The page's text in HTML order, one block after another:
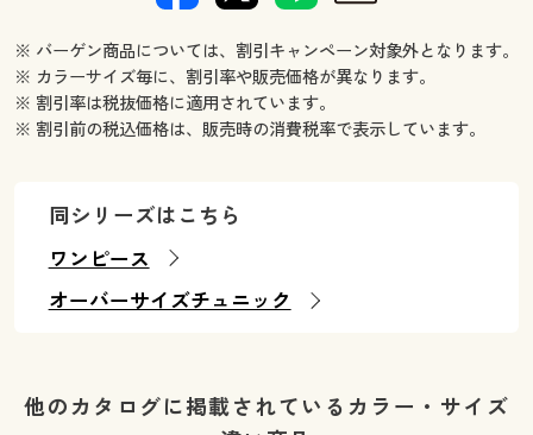
※ バーゲン商品については、割引キャンペーン対象外となります。
※ カラーサイズ毎に、割引率や販売価格が異なります。
※ 割引率は税抜価格に適用されています。
※ 割引前の税込価格は、販売時の消費税率で表示しています。
同シリーズはこちら
ワンピース
オーバーサイズチュニック
他のカタログに掲載されているカラー・サイズ